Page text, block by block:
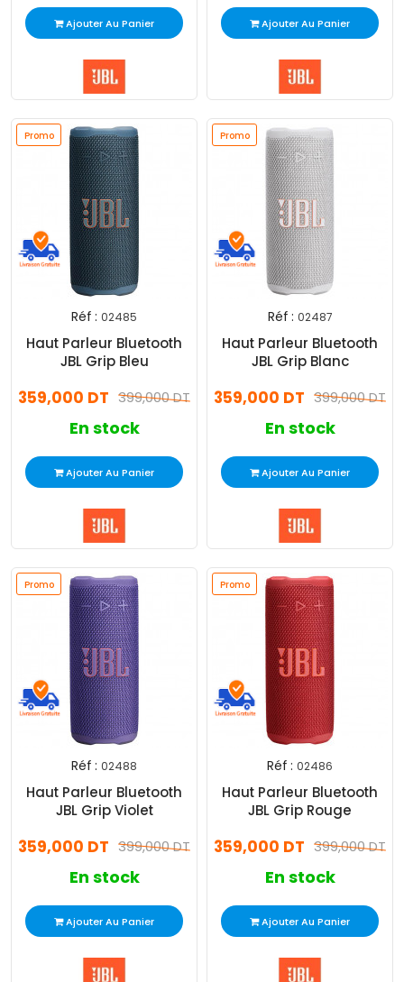
Ajouter Au Panier Ajouter Au Panier
Promo
Réf : 02485
Haut Parleur Bluetooth
JBL Grip Bleu
399,000 DT
359,000 DT
En stock
Ajouter Au Panier
Promo
Réf : 02487
Haut Parleur Bluetooth
JBL Grip Blanc
399,000 DT
359,000 DT
En stock
Ajouter Au Panier
Promo
Réf : 02488
Haut Parleur Bluetooth
JBL Grip Violet
399,000 DT
359,000 DT
En stock
Ajouter Au Panier
Promo
Réf : 02486
Haut Parleur Bluetooth
JBL Grip Rouge
399,000 DT
359,000 DT
En stock
Ajouter Au Panier